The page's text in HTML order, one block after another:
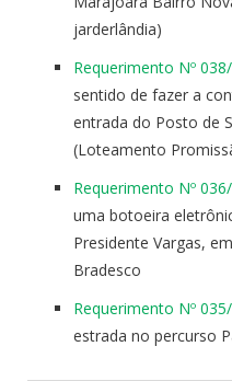
jarderlândia)
Requerimento Nº
sentido de fazer a
entrada do Posto de
(Loteamento
Requerimento Nº
uma botoeira
Presidente Vargas,
Bradesco
Requerimento Nº
estrada no percurso